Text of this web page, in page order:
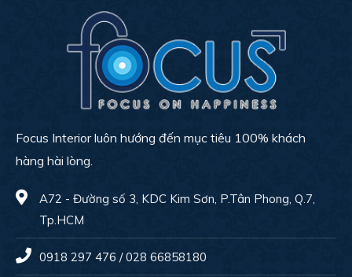
Focus Interior luôn hướng đến mục tiêu 100% khách
hàng hài lòng.
A72 - Đường số 3, KDC Kim Sơn, P.Tân Phong, Q.7,
Tp.HCM
0918 297 476 / 028 66858180